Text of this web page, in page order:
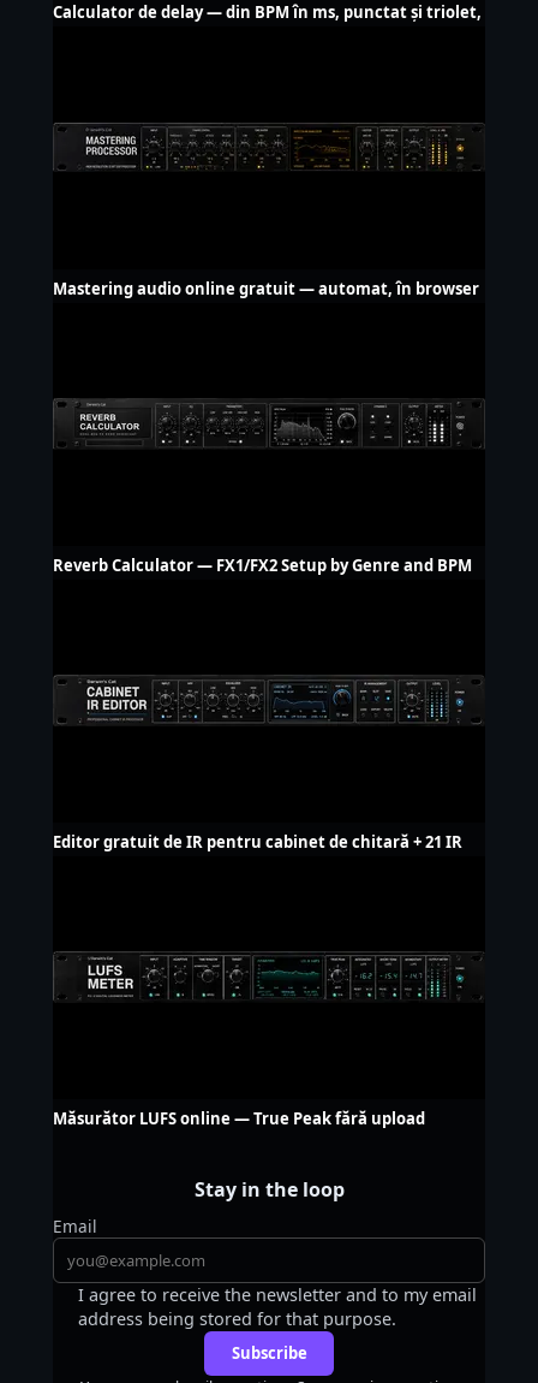
Calculator de delay — din BPM în ms, punctat și triolet,
Mastering audio online gratuit — automat, în browser
Reverb Calculator — FX1/FX2 Setup by Genre and BPM
Editor gratuit de IR pentru cabinet de chitară + 21 IR
Măsurător LUFS online — True Peak fără upload
Stay in the loop
Email
I agree to receive the newsletter and to my email
address being stored for that purpose.
Subscribe